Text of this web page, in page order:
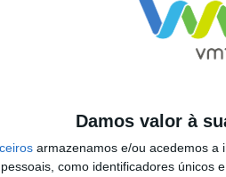
Damos valor à
armazenamos e/ou acedemos a
como identificadores únicos
– Portugal)